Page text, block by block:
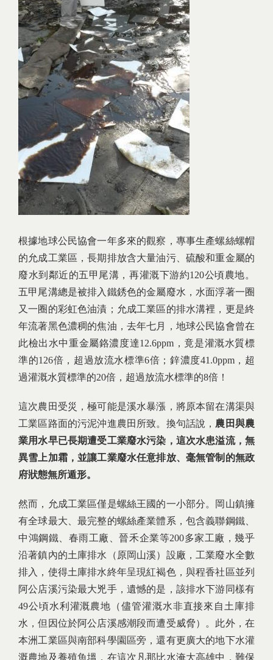
根據地球公民協會一年多來的觀察，專事生產螺絲螺帽
的允成工業區，長期排放含大量油污、硫酸和重金屬的
廢水到鄰近的五甲尾溝，再灌溉下游約120公頃農地。
五甲尾溝總是被排入鐵銹色的金屬廢水，水面浮著一圈
又一圈的彩虹色油漬；允成工業區的排水溝裡，更是終
年流著黑色濃稠的焦油，去年七月，地球公民協會曾在
此檢出水中重金屬鉻濃度達12.6ppm，竟是灌溉水質標
準的126倍，超過放流水標準6倍；鋅濃度41.0ppm，超
過灌溉水質標準的20倍，超過放流水標準的8倍！
這次農田受災，極可能是溪水暴漲，將原本留在溝渠與
工業區路面的污泥沖進農田所致。換句話說， 農田與農
業用水早已長期遭受工業廢水污染，這次水患溢流，無
異雪上加霜，並讓工業廢水任意排放、毫無管制的無政
府狀態無所遁形。
然而，允成工業區僅是螺絲王國的一小部分。岡山鎮擁
有全球最大、最完整的螺絲產業體系，包含義聯鋼鐵、
中鴻鋼鐵、春雨工廠、晉禾企業等200多家工廠，幾乎
沿著鎮內的土庫排水（原岡山溪）設廠，工業廢水全數
排入，使得土庫排水終年呈現紅褐色，與程香社區並列
阿公店溪污染最大兇手，遺憾的是，該排水下游同樣有
49公頃水利灌溉農地（儘管灌溉水非直接來自土庫排
水，但因位於阿公店溪感潮段而遭受威脅）。此外，在
本洲工業區與南部科學園區旁，還有更廣大的地下水灌
溉農地及養殖魚塭，在這次凡那比水淹大高雄中，難保